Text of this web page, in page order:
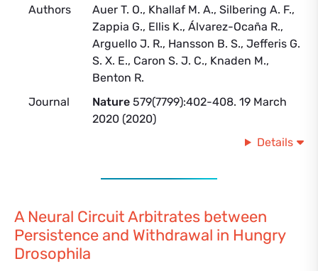
Authors
Auer T. O., Khallaf M. A., Silbering A. F.,
Zappia G., Ellis K., Álvarez-Ocaña R.,
Arguello J. R., Hansson B. S., Jefferis G.
S. X. E., Caron S. J. C., Knaden M.,
Benton R.
Journal
Nature 579(7799):402-408. 19 March
2020 (2020)
Details
A Neural Circuit Arbitrates between
Persistence and Withdrawal in Hungry
Drosophila